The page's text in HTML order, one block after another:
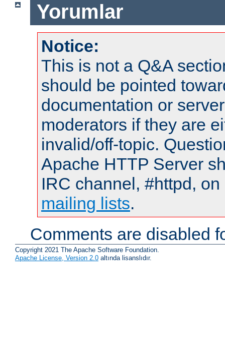
Yorumlar
Notice:
This is not a Q&A
should be pointed
documentation or
moderators if they are
invalid/off-topic.
Apache HTTP Server
IRC channel, #httpd,
mailing lists.
Comments are disabled
Copyright 2021 The Apache Software Foundation.
Apache License, Version 2.0 altında lisanslıdır.